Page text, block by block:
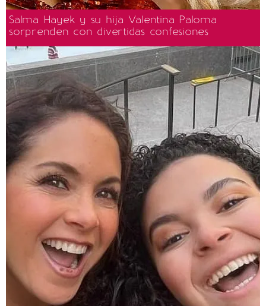
Salma Hayek y su hija Valentina Paloma
sorprenden con divertidas confesiones